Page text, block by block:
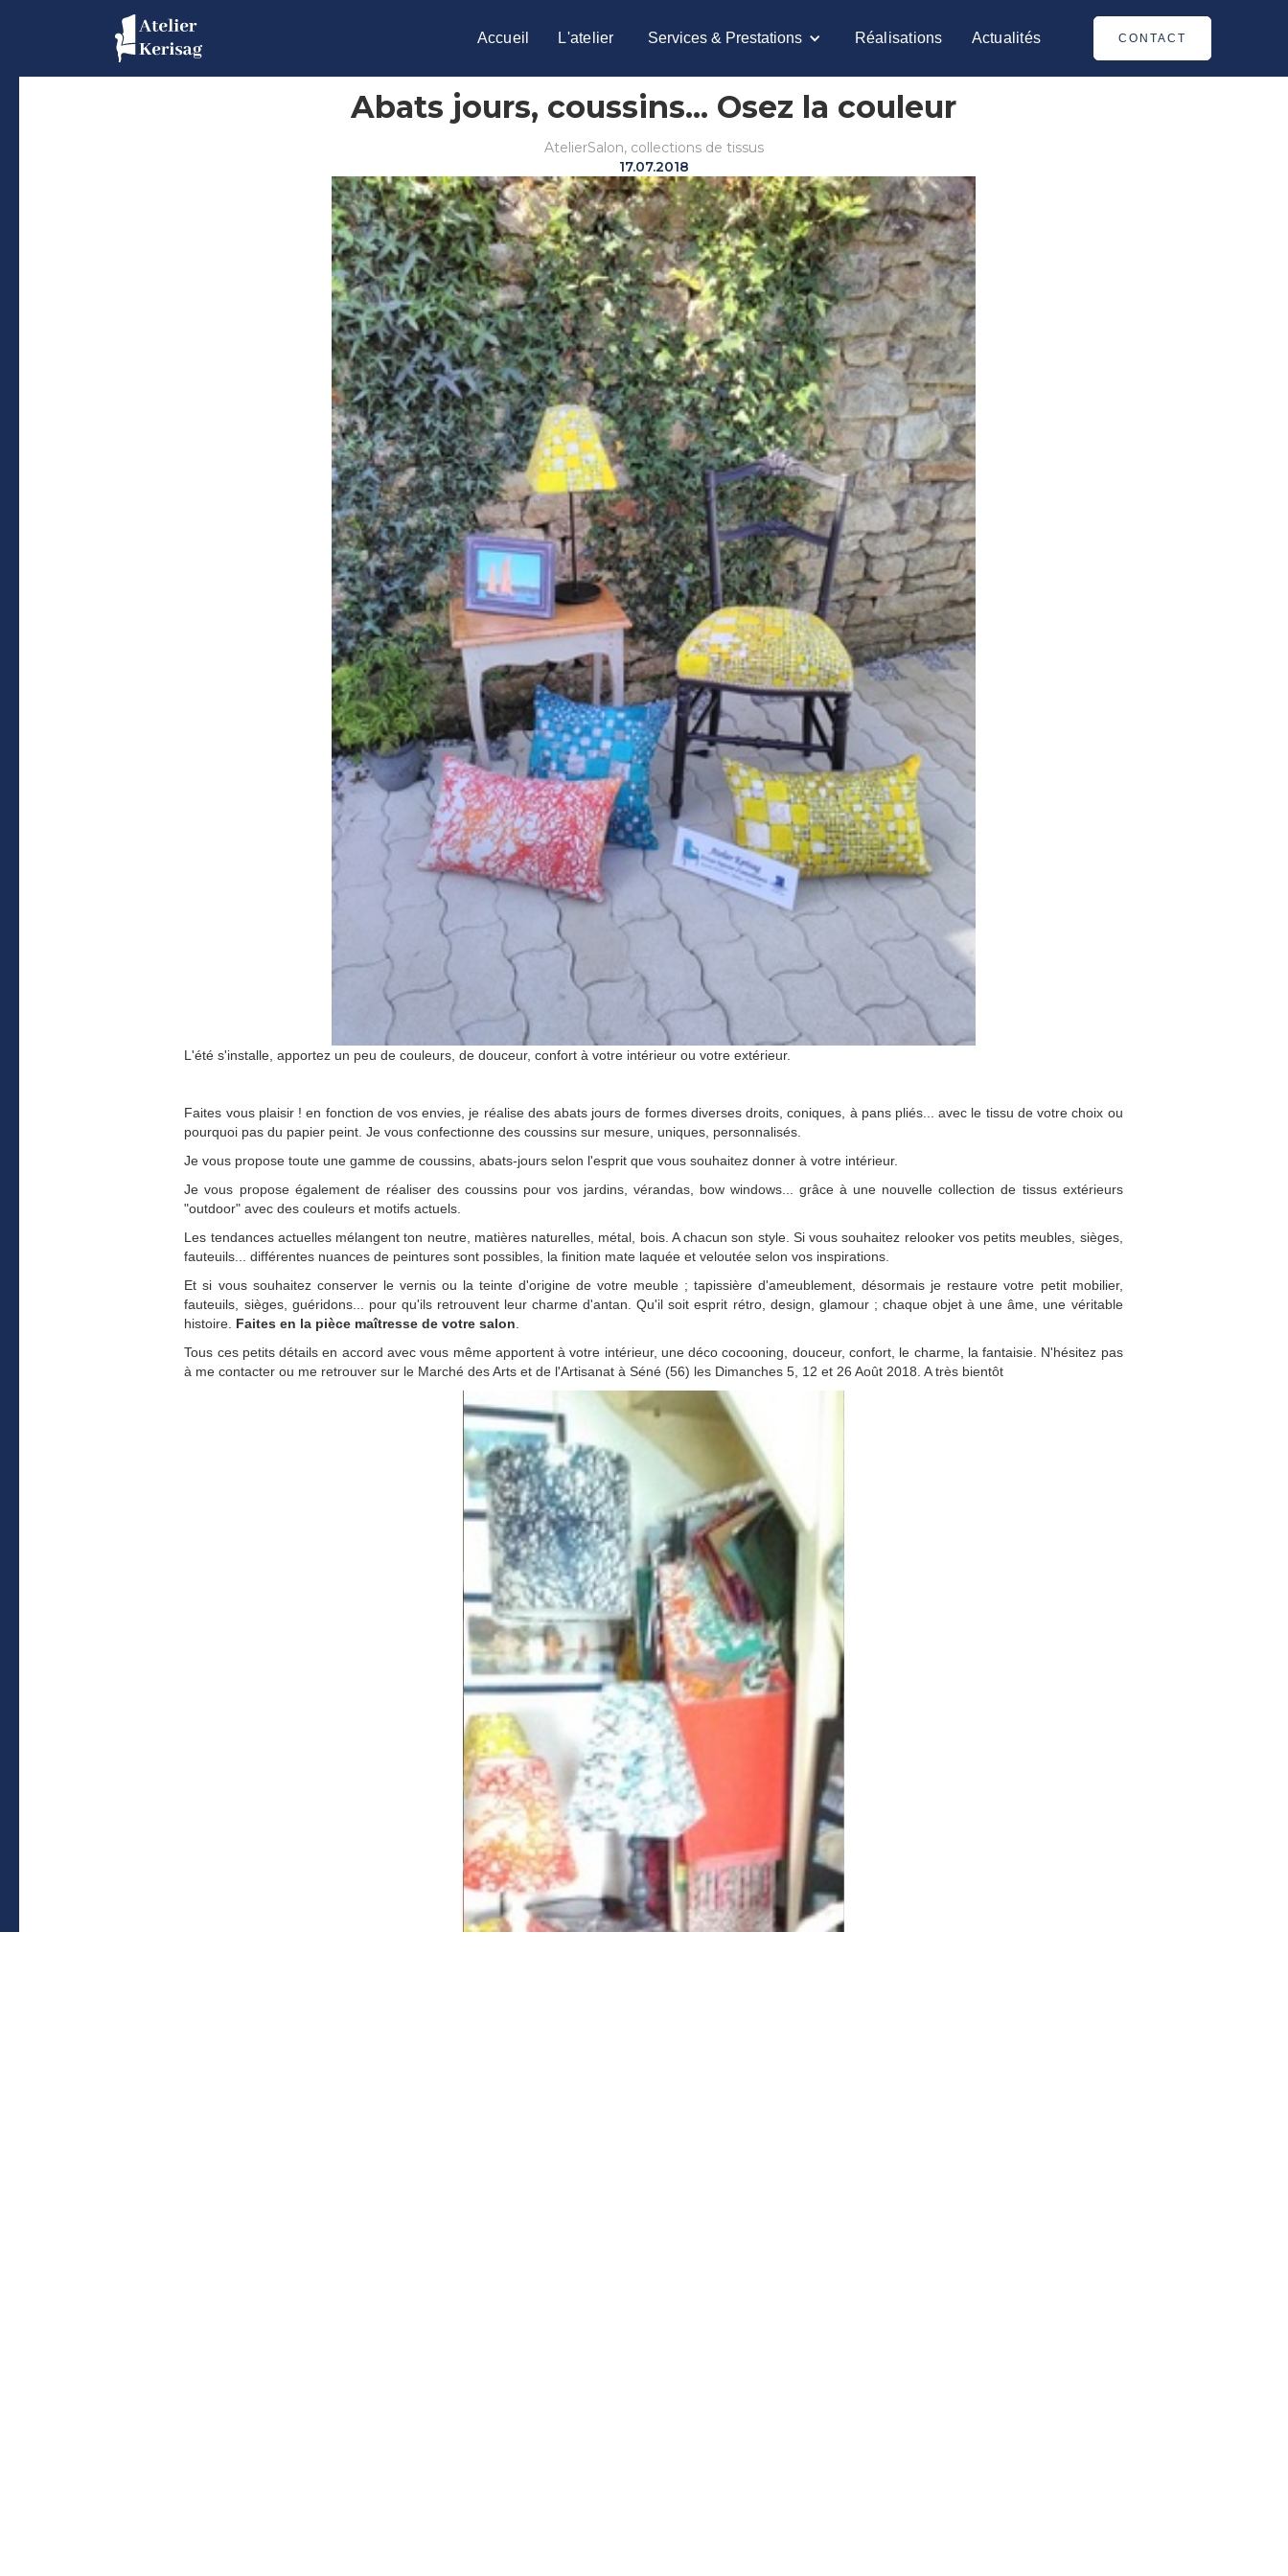
Accueil L'atelier Services & Prestations Réalisations Actualités CONTACT
Abats jours, coussins... Osez la couleur
AtelierSalon, collections de tissus
17.07.2018
L'été s'installe, apportez un peu de couleurs, de douceur, confort à votre intérieur ou votre extérieur.
Faites vous plaisir ! en fonction de vos envies, je réalise des abats jours de formes diverses droits, coniques, à pans pliés... avec le tissu de votre choix ou
pourquoi pas du papier peint. Je vous confectionne des coussins sur mesure, uniques, personnalisés.
Je vous propose toute une gamme de coussins, abats-jours selon l'esprit que vous souhaitez donner à votre intérieur.
Je vous propose également de réaliser des coussins pour vos jardins, vérandas, bow windows... grâce à une nouvelle collection de tissus extérieurs
"outdoor" avec des couleurs et motifs actuels.
Les tendances actuelles mélangent ton neutre, matières naturelles, métal, bois. A chacun son style. Si vous souhaitez relooker vos petits meubles, sièges,
fauteuils... différentes nuances de peintures sont possibles, la finition mate laquée et veloutée selon vos inspirations.
Et si vous souhaitez conserver le vernis ou la teinte d'origine de votre meuble ; tapissière d'ameublement, désormais je restaure votre petit mobilier,
fauteuils, sièges, guéridons... pour qu'ils retrouvent leur charme d'antan. Qu'il soit esprit rétro, design, glamour ; chaque objet à une âme, une véritable
histoire. Faites en la pièce maîtresse de votre salon
Tous ces petits détails en accord avec vous même apportent à votre intérieur, une déco cocooning, douceur, confort, le charme, la fantaisie. N'hésitez pas
à me contacter ou me retrouver sur le Marché des Arts et de l'Artisanat à Séné (56) les Dimanches 5, 12 et 26 Août 2018. A très bientôt